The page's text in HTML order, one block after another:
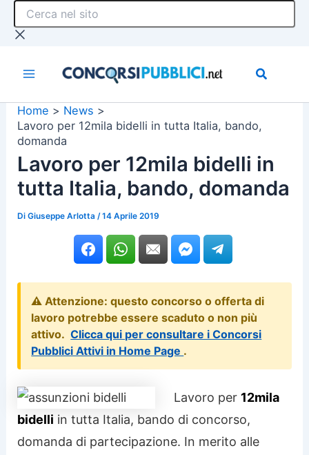
Cerca
sito
Home
News
Lavoro per 12mila bidelli in tutta Italia, bando,
domanda
Lavoro per 12mila bidelli in
tutta Italia, bando, domanda
DiGiuseppe Arlotta /14 Aprile 2019
⚠️ Attenzione: questo concorso o offerta di
lavoro potrebbe essere scaduto o non più
attivo. Clicca qui per consultare i Concorsi
Pubblici Attivi in Home Page .
Lavoro per 12mila
bidelli in tutta Italia, bando di concorso,
domanda di partecipazione. In merito alle